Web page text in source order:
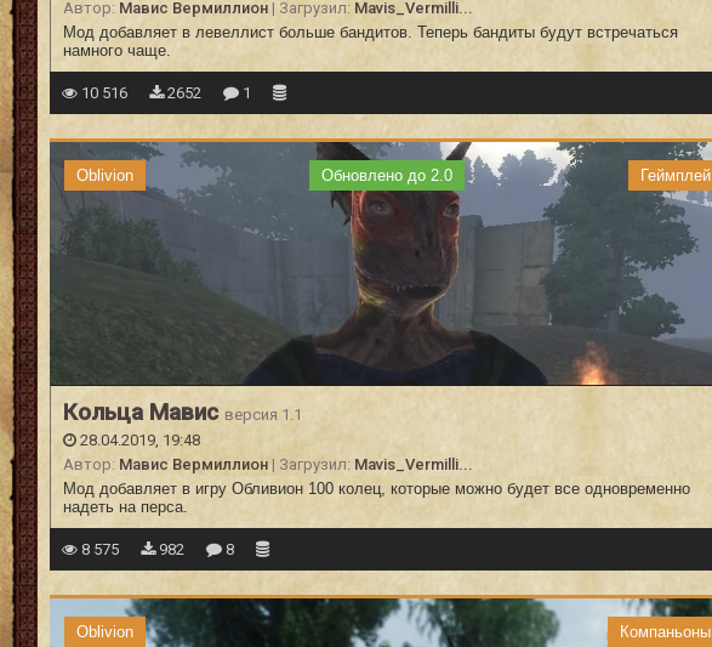
Автор: Мавис Вермиллион | Загрузил: Mavis_Vermilli...
Мод добавляет в левеллист больше бандитов. Теперь бандиты будут встречаться
намного чаще.
10 516 2652 1
Oblivion Геймплей
Обновлено до 2.0
Кольца Мавис версия 1.1
28.04.2019, 19:48
Автор: Мавис Вермиллион | Загрузил: Mavis_Vermilli...
Мод добавляет в игру Обливион 100 колец, которые можно будет все одновременно
надеть на перса.
8 575 982 8
Oblivion Компаньоны